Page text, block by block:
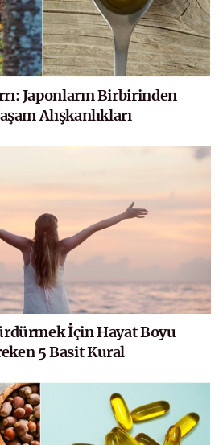
Japonların Birbirinden
Alışkanlıkları
İçin Hayat Boyu
5 Basit Kural